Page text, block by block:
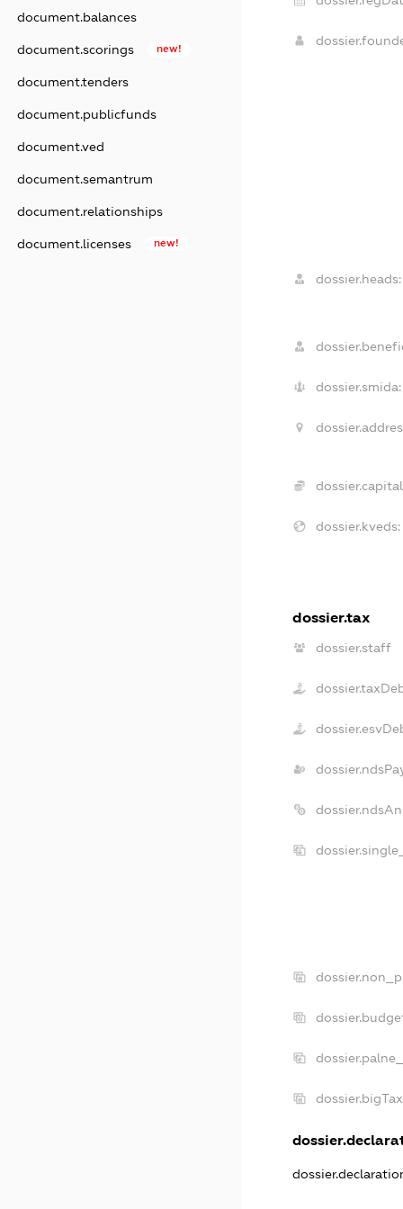
document.balances
document.scorings new!
document.tenders
document.publicfunds
document.ved
document.semantrum
document.relationships
document.licenses new!
dossier.heads:
dossier.smida:
dossier.kveds:
dossier.tax
dossier.staff